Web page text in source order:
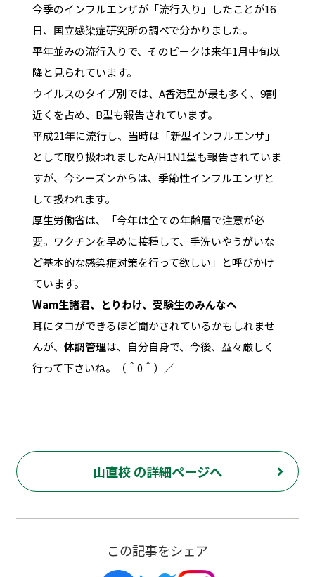
今季のインフルエンザが「流行入り」したことが16
日、国立感染症研究所の調べで分かりました。
平年並みの流行入りで、そのピークは来年1月中旬以
降と見られています。
ウイルスのタイプ別では、A香港型が最も多く、9割
近くを占め、B型も報告されています。
平成21年に流行し、当時は「新型インフルエンザ」
として取り扱われましたA/H1N1型も報告されていま
すが、今シーズンからは、季節性インフルエンザと
して扱われます。
厚生労働省は、「今年は全ての年齢層で注意が必
要。ワクチンを早めに接種して、手洗いやうがいな
ど基本的な感染症対策を行って欲しい」と呼びかけ
ています。
Wam生諸君、とりわけ、受験生のみんなへ
耳にタコができるほど聞かされているかもしれませ
んが、 体調管理は、自分自身で、今後、益々厳しく
行って下さいね。（＾0＾）／
山直校 の詳細ページへ
この記事をシェア